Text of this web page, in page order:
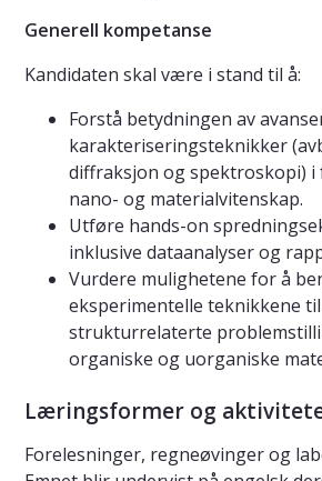
Generell kompetanse
Kandidaten skal være i stand til å:
Forstå betydningen av
karakteriseringsteknikker
diffraksjon og spektroskopi) i
nano- og materialvitenskap.
Utføre hands-on
inklusive dataanalyser og
Vurdere mulighetene for å
eksperimentelle teknikkene
strukturrelaterte
organiske og uorganiske
Læringsformer og
Forelesninger, regneøvinger og